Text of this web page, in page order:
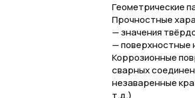
Геометрические
Прочностные
— значения
— поверхностные
Коррозионные
сварных
незаваренные
т.д.)